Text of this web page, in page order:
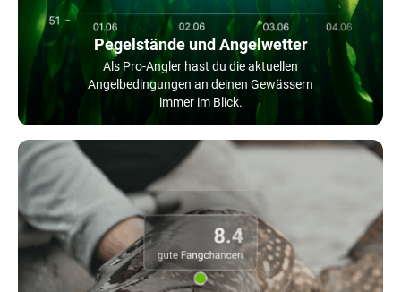
Pegelstände und Angelwetter
Als Pro-Angler hast du die aktuellen
Angelbedingungen an deinen Gewässern
immer im Blick.